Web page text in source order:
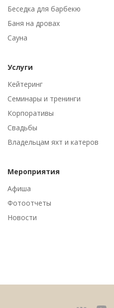
Беседка для барбекю
Баня на дровах
Сауна
Услуги
Кейтеринг
Семинары и тренинги
Корпоративы
Свадьбы
Владельцам яхт и катеров
Мероприятия
Афиша
Фотоотчеты
Новости